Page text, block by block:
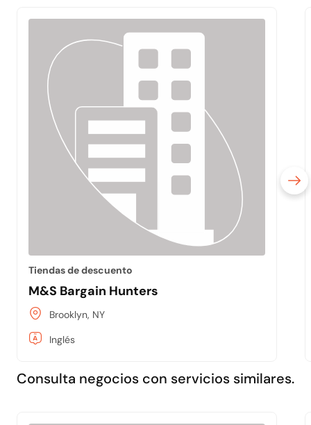
Tiendas de descuento
M&S Bargain Hunters
Brooklyn, NY
Inglés
Consulta negocios con servicios similares.